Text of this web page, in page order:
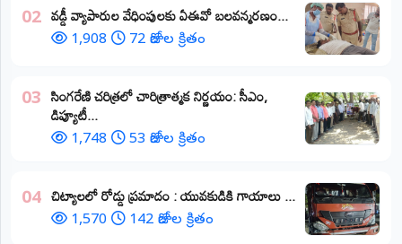
02 వడ్డీ వ్యాపారుల వేధింపులకు ఏఈవో బలవన్మరణం...
1,908 72 రోజుల క్రితం
03 ​సింగరేణి చరిత్రలో చారిత్రాత్మక నిర్ణయం: సీఎం,
డిప్యూటీ...
1,748 53 రోజుల క్రితం
04 చిట్యాలలో రోడ్డు ప్రమాదం : యువకుడికి గాయాలు ​...
1,570 142 రోజుల క్రితం